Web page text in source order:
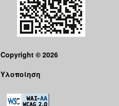
Copyright © 2026
Υλοποίηση